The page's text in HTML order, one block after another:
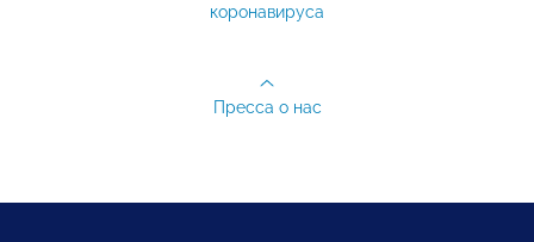
коронавируса
Пресса о нас